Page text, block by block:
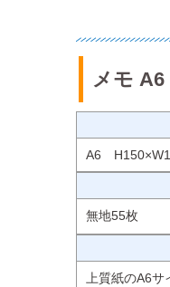
メモ A6
A6
無地55枚
上質紙のA6